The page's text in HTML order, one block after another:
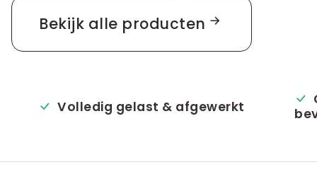
Bekijk alle producten
Volledig gelast & afgewerkt